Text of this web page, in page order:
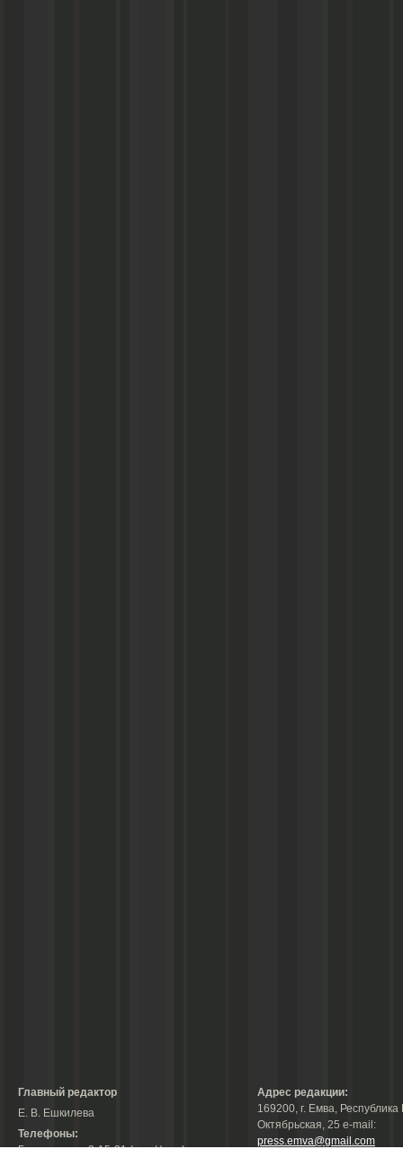
Главный редактор
Е. В. Ешкилева
Телефоны:
Гл. редактор: 2-15-31 (тел./факс);
Адрес редакции:
169200, г. Емва, Республика
Октябрьская, 25 е-mail:
press.emva@gmail.com